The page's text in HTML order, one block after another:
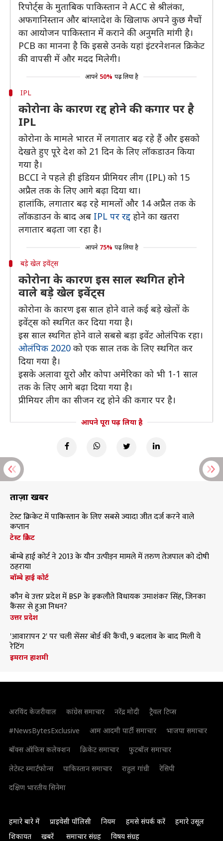
रिपोर्ट्स के मुताबिक पाकिस्तान ने ACC से श्रीलंका,
अफगानिस्तान और बांग्लादेश के खिलाफ अपने कुछ मैचों
का आयोजन पाकिस्तान में कराने की अनुमति मांगी है।
PCB का मानना है कि इससे उनके यहां इंटरनेशनल क्रिकेट
की वापसी में और मदद मिलेगी।
आपने 50% पढ़ लिया है
IPL
कोरोना के कारण रद्द होने की कगार पर है
IPL
कोरोना के मामले भारत में लगातार बढ़ रहे हैं और इसको
देखते हुए पूरे देश को 21 दिन के लिए लॉकडाउन किया
गया है।
BCCI ने पहले ही इंडियन प्रीमियर लीग (IPL) को 15
अप्रैल तक के लिए आगे बढ़ा दिया था।
हालांकि, लगातार बढ़ रहे मामलों और 14 अप्रैल तक के
लॉकडाउन के बाद अब IPL पर रद्द होने का खतरा
लगातार बढ़ता जा रहा है।
आपने 75% पढ़ लिया है
बड़े खेल इवेंट्स
कोरोना के कारण इस साल स्थगित होने
वाले बड़े खेल इवेंट्स
कोरोना के कारण इस साल होने वाले कई बड़े खेलों के
इवेंट्स को स्थगित कर दिया गया है।
इस साल स्थगित होने वाले सबसे बड़ा इवेंट ओलंपिक रहा।
ओलंपिक 2020 को एक साल तक के लिए स्थगित कर
दिया गया है।
इसके अलावा यूरो और कोपा अमेरिका को भी 1-1 साल
तक के लिए आगे बढ़ा दिया गया है।
प्रीमियर लीग का सीजन रद्द होने की कगार पर है।
आपने पूरा पढ़ लिया है
ताज़ा खबरें
टेस्ट क्रिकेट में पाकिस्तान के लिए सबसे ज्यादा जीत दर्ज करने वाले
कप्तान
टेस्ट क्रिकेट
बॉम्बे हाई कोर्ट ने 2013 के यौन उत्पीड़न मामले में तरुण तेजपाल को दोषी
ठहराया
बॉम्बे हाई कोर्ट
कौन थे उत्तर प्रदेश में BSP के इकलौते विधायक उमाशंकर सिंह, जिनका
कैंसर से हुआ निधन?
उत्तर प्रदेश
'आवारापन 2' पर चली सेंसर बोर्ड की कैंची, 9 बदलाव के बाद मिली ये
रेटिंग
इमरान हाशमी
अरविंद केजरीवाल कांग्रेस समाचार नरेंद्र मोदी
ट्रैवल टिप्स
#NewsBytesExclusive
आम आदमी पार्टी समाचार
भाजपा समाचार
बॉक्स ऑफिस कलेक्शन
क्रिकेट समाचार
फुटबॉल समाचार
लेटेस्ट स्मार्टफोन्स
पाकिस्तान समाचार राहुल गांधी
रेसिपी
दक्षिण भारतीय सिनेमा
हमारे बारे में प्राइवेसी पॉलिसी नियम हमसे संपर्क करें
हमारे उसूल
शिकायत
खबरें समाचार संग्रह विषय संग्रह